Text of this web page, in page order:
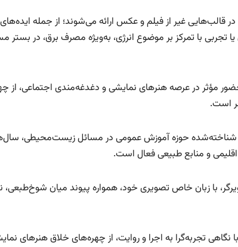
آثاری است که در قالب‌هایی غیر از فیلم و عکس ارائه می‌شوند؛ از جمله
تجربی با تمرکز بر موضوع انرژی، به‌ویژه مصرف برق، در بستر
حضور مؤثر در عرصه هنرهای نمایشی و دغدغه‌مندی اجتماعی، از
است.
حوزه آموزش عمومی در مسائل زیست‌محیطی،
و منابع طبیعی فعال است.
با زبان خاص تصویری خود، همواره پیوند میان شوخ‌طبعی،
نگاهی تجربه‌گرا به اجرا و روایت، از چهره‌های خلاق هنرهای